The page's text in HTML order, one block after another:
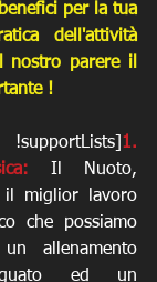
per la tua
dell'attività
nostro parere il
!
1.
Il Nuoto,
il miglior lavoro
che possiamo
allenamento
ed un